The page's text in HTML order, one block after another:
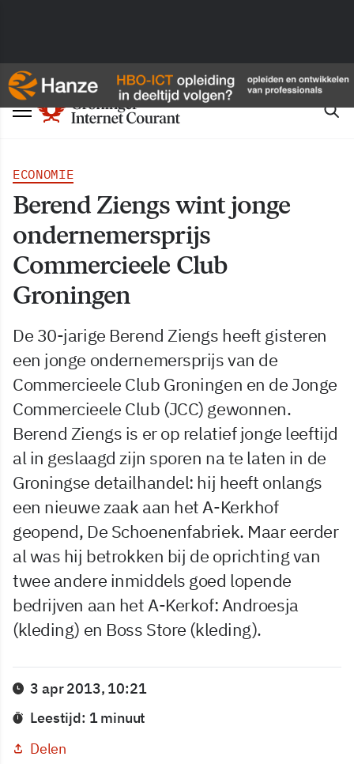
ECONOMIE
Berend Ziengs wint jonge
ondernemersprijs
Commercieele Club
Groningen
De 30-jarige Berend Ziengs heeft gisteren
een jonge ondernemersprijs van de
Commercieele Club Groningen en de Jonge
Commercieele Club (JCC) gewonnen.
Berend Ziengs is er op relatief jonge leeftijd
al in geslaagd zijn sporen na te laten in de
Groningse detailhandel: hij heeft onlangs
een nieuwe zaak aan het A-Kerkhof
geopend, De Schoenenfabriek. Maar eerder
al was hij betrokken bij de oprichting van
twee andere inmiddels goed lopende
bedrijven aan het A-Kerkof: Androesja
(kleding) en Boss Store (kleding).
3 apr 2013, 10:21
Leestijd: 1 minuut
Delen